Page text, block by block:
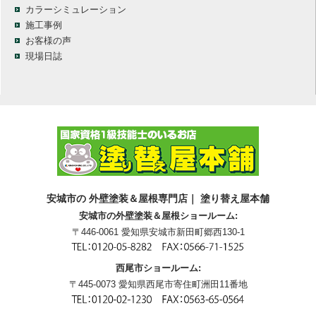
カラーシミュレーション
施工事例
お客様の声
現場日誌
安城市の 外壁塗装＆屋根専門店｜ 塗り替え屋本舗
安城市の外壁塗装＆屋根ショールーム:
〒446-0061 愛知県安城市新田町郷西130-1
西尾市ショールーム:
〒445-0073 愛知県西尾市寄住町洲田11番地